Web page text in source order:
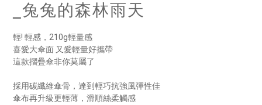
_兔兔的森林雨天
輕! 輕感，210g輕量感
喜愛大傘面 又愛輕量好攜帶
這款摺疊傘非你莫屬了
採用碳纖維傘骨，達到輕巧抗強風彈性佳
傘布再升級更輕薄，滑順絲柔觸感